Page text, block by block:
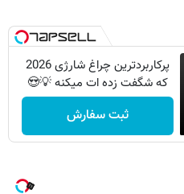
پرکاربردترین چراغ شارژی 2026
که شگفت زده ات میکنه 💡😍
ثبت سفارش